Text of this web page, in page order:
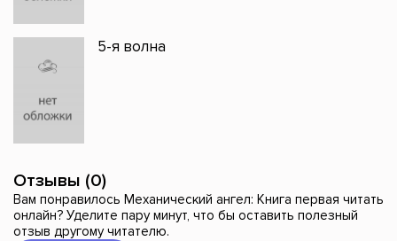
5-я волна
Отзывы (0)
Вам понравилось Механический ангел: Книга первая читать
онлайн? Уделите пару минут, что бы оставить полезный
отзыв другому читателю.